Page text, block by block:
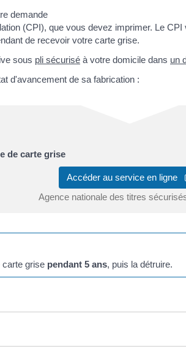
demande
(CPI), que vous devez imprimer. Le
de recevoir votre carte grise.
sous pli sécurisé à votre domicile dans un
d'avancement de sa fabrication :
de carte grise
Accéder au service en ligne
Agence nationale des titres
grise pendant 5 ans, puis la détruire.